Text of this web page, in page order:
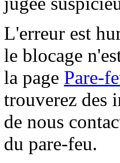
L'erreur est
le blocage
la page Pare-
trouverez des
de nous
du pare-feu.